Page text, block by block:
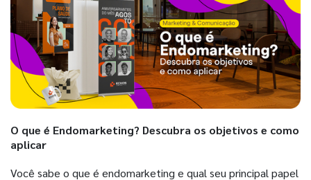
O que é Endomarketing? Descubra os objetivos e como
aplicar
Você sabe o que é endomarketing e qual seu principal papel